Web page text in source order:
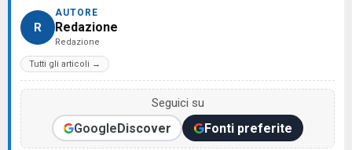
R
AUTORE
Redazione
Redazione
Tutti gli articoli →
Seguici su
GoogleDiscover Fonti preferite